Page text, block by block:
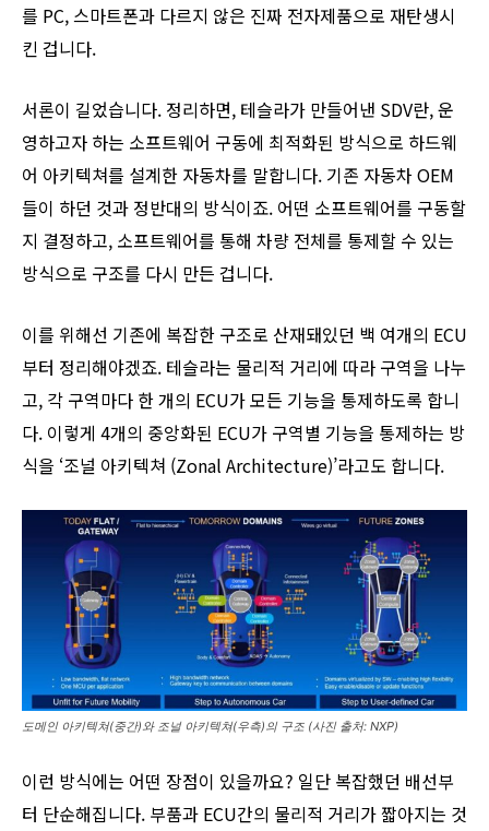
를 PC, 스마트폰과 다르지 않은 진짜 전자제품으로 재탄생시
킨 겁니다.
서론이 길었습니다. 정리하면, 테슬라가 만들어낸 SDV란, 운
영하고자 하는 소프트웨어 구동에 최적화된 방식으로 하드웨
어 아키텍쳐를 설계한 자동차를 말합니다. 기존 자동차 OEM
들이 하던 것과 정반대의 방식이죠. 어떤 소프트웨어를 구동할
지 결정하고, 소프트웨어를 통해 차량 전체를 통제할 수 있는
방식으로 구조를 다시 만든 겁니다.
이를 위해선 기존에 복잡한 구조로 산재돼있던 백 여개의 ECU
부터 정리해야겠죠. 테슬라는 물리적 거리에 따라 구역을 나누
고, 각 구역마다 한 개의 ECU가 모든 기능을 통제하도록 합니
다. 이렇게 4개의 중앙화된 ECU가 구역별 기능을 통제하는 방
식을 ‘조널 아키텍쳐 (Zonal Architecture)’라고도 합니다.
도메인 아키텍쳐(중간)와 조널 아키텍쳐(우측)의 구조 (사진 출처: NXP)
이런 방식에는 어떤 장점이 있을까요? 일단 복잡했던 배선부
터 단순해집니다. 부품과 ECU간의 물리적 거리가 짧아지는 것